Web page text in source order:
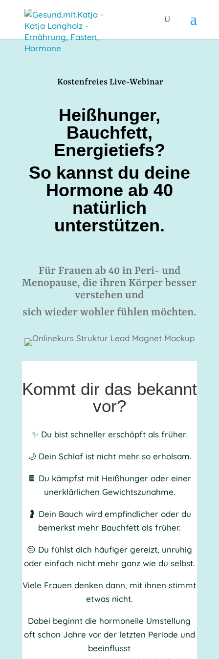
Kostenfreies Live-Webinar
Heißhunger,
Bauchfett,
Energietiefs?
So kannst du deine
Hormone ab 40
natürlich
unterstützen.
Für Frauen ab 40 in Peri- und
Menopause, die ihren Körper besser
verstehen und
sich wieder wohler fühlen möchten.
Kommt dir das bekannt
vor?
✨ Du bist schneller erschöpft als früher.
🌙 Dein Schlaf ist nicht mehr so erholsam.
🍫 Du kämpfst mit Heißhunger oder einer
unerklärlichen Gewichtszunahme.
🤰 Dein Bauch wird empfindlicher oder du
bemerkst mehr Bauchfett als früher.
😔 Du fühlst dich häufiger gereizt, unruhig
oder einfach nicht mehr ganz wie du selbst.
Viele Frauen denken dann, mit ihnen stimmt
etwas nicht.
Dabei beginnt die hormonelle Umstellung
oft schon Jahre vor der letzten Periode und
beeinflusst